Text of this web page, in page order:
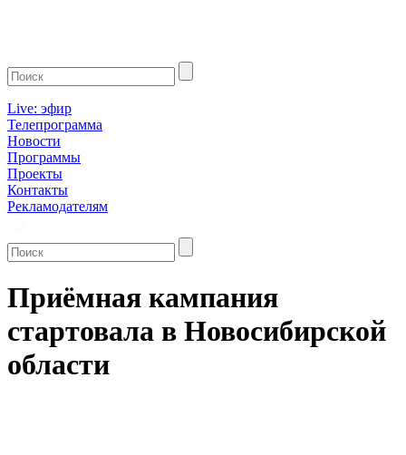
Live: эфир
Телепрограмма
Новости
Программы
Проекты
Контакты
Рекламодателям
Приёмная кампания
стартовала в Новосибирской
области